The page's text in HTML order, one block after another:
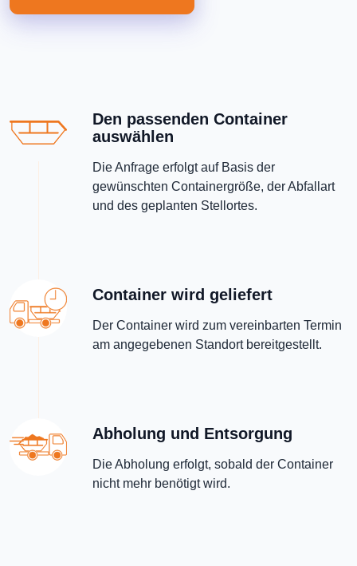
Den passenden Container
auswählen
Die Anfrage erfolgt auf Basis der
gewünschten Containergröße, der Abfallart
und des geplanten Stellortes.
Container wird geliefert
Der Container wird zum vereinbarten Termin
am angegebenen Standort bereitgestellt.
Abholung und Entsorgung
Die Abholung erfolgt, sobald der Container
nicht mehr benötigt wird.